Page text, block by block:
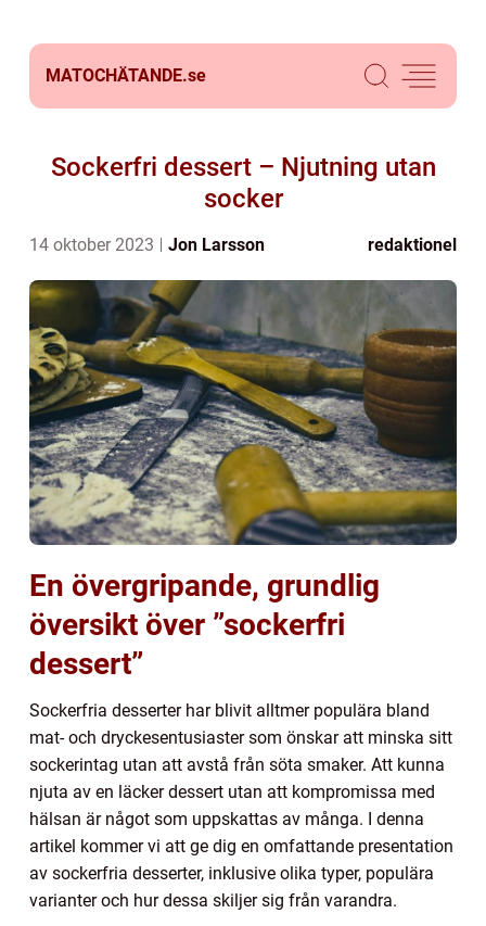
MATOCHÄTANDE.se
Sockerfri dessert – Njutning utan
socker
14 oktober 2023 Jon Larsson redaktionel
En övergripande, grundlig
översikt över ”sockerfri
dessert”
Sockerfria desserter har blivit alltmer populära bland
mat- och dryckesentusiaster som önskar att minska sitt
sockerintag utan att avstå från söta smaker. Att kunna
njuta av en läcker dessert utan att kompromissa med
hälsan är något som uppskattas av många. I denna
artikel kommer vi att ge dig en omfattande presentation
av sockerfria desserter, inklusive olika typer, populära
varianter och hur dessa skiljer sig från varandra.